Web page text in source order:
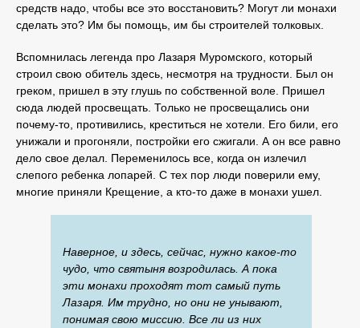
средств надо, чтобы все это восстановить? Могут ли монахи
сделать это? Им бы помощь, им бы строителей толковых.
Вспомнилась легенда про Лазаря Муромского, который
строил свою обитель здесь, несмотря на трудности. Был он
греком, пришел в эту глушь по собственной воле. Пришел
сюда людей просвещать. Только не просвещались они
почему-то, противились, креститься не хотели. Его били, его
унижали и прогоняли, постройки его сжигали. А он все равно
дело свое делал. Переменилось все, когда он излечил
слепого ребенка лопарей. С тех пор люди поверили ему,
многие приняли Крещение, а кто-то даже в монахи ушел.
Наверное, и здесь, сейчас, нужно какое-то
чудо, что святыня возродилась. А пока
эти монахи проходят тот самый путь
Лазаря. Им трудно, но они не унывают,
понимая свою миссию. Все ли из них